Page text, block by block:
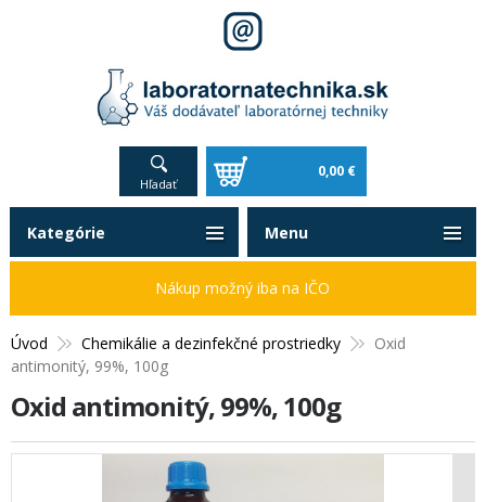
Hľadať
0,00 €
Úvod Chemikálie a dezinfekčné prostriedky
Oxid
antimonitý, 99%, 100g
Oxid antimonitý, 99%, 100g
Kategórie
Nákup možný iba na IČO
Menu